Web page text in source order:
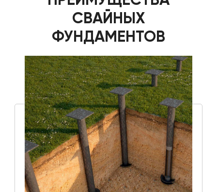
СВАЙНЫХ
ФУНДАМЕНТОВ